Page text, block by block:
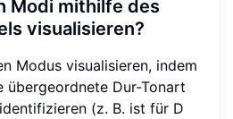
Modi mithilfe des
visualisieren?
Modus visualisieren, indem
übergeordnete Dur-Tonart
(z. B. ist für D